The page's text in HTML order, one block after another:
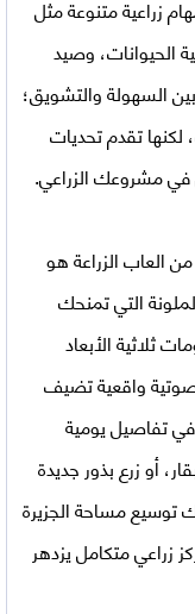
زراعية متنوعة مثل
الحيوانات، وصيد
السهولة والتشويق؛
تقدم تحديات
في مشروعك الزراعي.
العاب الزراعة هو
التي تمنحك
ثلاثية الأبعاد
واقعية تضيف
تفاصيل يومية
أو زرع بذور جديدة
توسيع مساحة الجزيرة
زراعي متكامل يزدهر